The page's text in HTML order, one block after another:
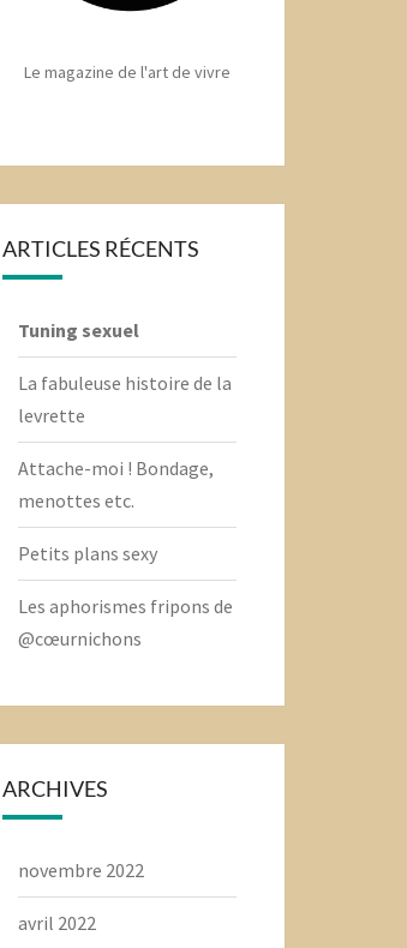
Le magazine de l'art de vivre
ARTICLES RÉCENTS
Tuning sexuel
La fabuleuse histoire de la
levrette
Attache-moi ! Bondage,
menottes etc.
Petits plans sexy
Les aphorismes fripons de
@cœurnichons
ARCHIVES
novembre 2022
avril 2022